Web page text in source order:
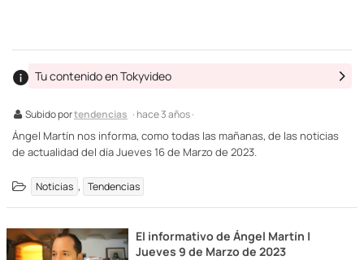
Subido portendencias · hace 3 años ·
Tu contenido en Tokyvideo
Ángel Martín nos informa, como todas las mañanas, de las noticias
de actualidad del día Jueves 16 de Marzo de 2023.
Noticias , Tendencias
El informativo de Ángel Martín |
Jueves 9 de Marzo de 2023